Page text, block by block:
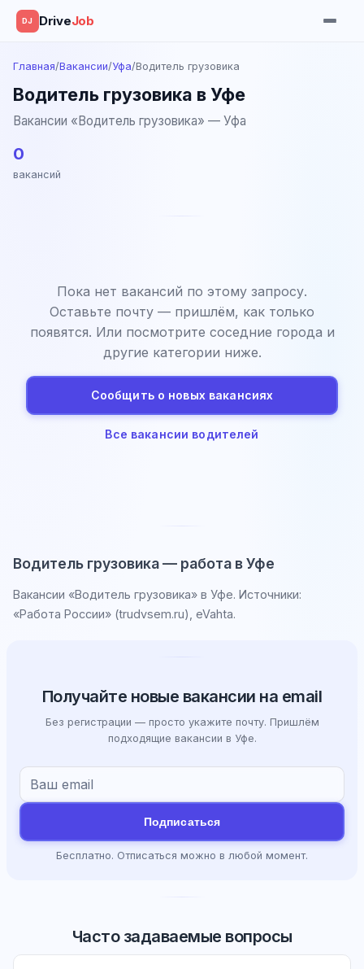
DJ DriveJob
Главная/Вакансии/Уфа/Водитель грузовика
Водитель грузовика в Уфе
Вакансии «Водитель грузовика» — Уфа
0
вакансий
Пока нет вакансий по этому запросу.
Оставьте почту — пришлём, как только
появятся. Или посмотрите соседние города и
другие категории ниже.
Сообщить о новых вакансиях
Все вакансии водителей
Водитель грузовика — работа в Уфе
Вакансии «Водитель грузовика» в Уфе. Источники:
«Работа России» (trudvsem.ru), eVahta.
Получайте новые вакансии на email
Без регистрации — просто укажите почту. Пришлём
подходящие вакансии в Уфе.
Подписаться
Бесплатно. Отписаться можно в любой момент.
Часто задаваемые вопросы